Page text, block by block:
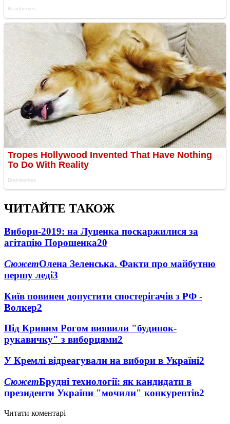
ЧИТАЙТЕ ТАКОЖ
Вибори-2019: на Луценка поскаржилися за
агітацію Порошенка20
СюжетОлена Зеленська. Факти про майбутню
першу леді3
Київ повинен допустити спостерігачів з РФ -
Волкер2
Під Кривим Рогом виявили "будинок-
рукавичку" з виборцями2
У Кремлі відреагували на вибори в Україні2
СюжетБрудні технології: як кандидати в
президенти України "мочили" конкурентів2
Читати коментарі